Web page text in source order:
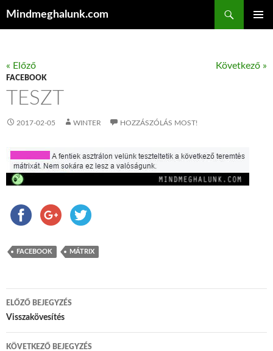
Mindmeghalunk.com
« Előző Következő »
FACEBOOK
TESZT
2017-02-05 WINTER HOZZÁSZÓLÁS MOST!
FACEBOOK MÁTRIX
Bejegyzés navigáció
ELŐZŐ BEJEGYZÉS
Visszakövesítés
KÖVETKEZŐ BEJEGYZÉS